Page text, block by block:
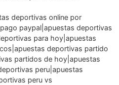
deportivas online por
paypal|apuestas deportivas
para hoy|apuestas
deportivas partido
partidos de hoy|apuestas
peru|apuestas
peru vs